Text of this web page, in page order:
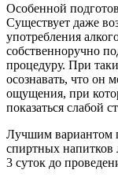
Особенной
Существует даже
употребления
собственноручно
процедуру. При
осознавать, что он
ощущения, при
показаться слабой
Лучшим вариантом
спиртных
3 суток до